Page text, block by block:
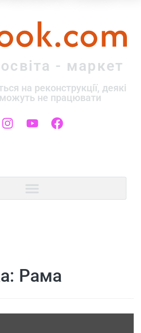
- маркет
на реконструкції, деякі
можуть не працювати
Рама